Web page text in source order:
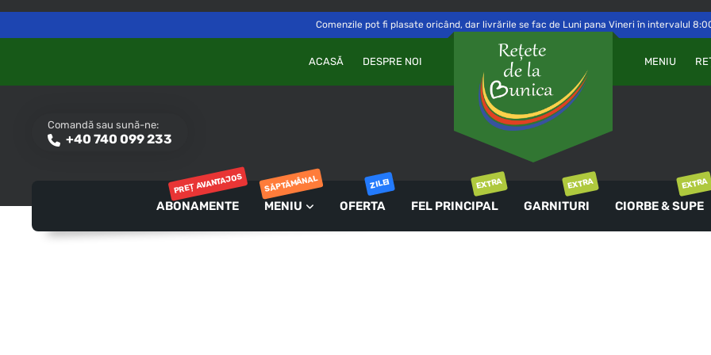
Delivery toSăvinești, NT Switch
Comenzile pot fi plasate oricând, dar livrările se fac de Luni pana Vineri în intervalul
MENIU
ACASĂ DESPRE NOI
Comandă sau sună-ne:
+40 740 099 233
PAROLĂ
AUTENTIFICARE
Ai uitat parola?
ABONAMENTE
PREȚ AVANTAJOS
MENIU
SĂPTĂMÂNAL
OFERTA
ZILEI
FEL PRINCIPAL
EXTRA
GARNITURI
EXTRA
CIORBE & SUPE
EXTRA